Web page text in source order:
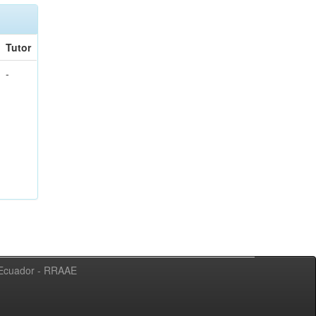
Tutor
-
- RRAAE